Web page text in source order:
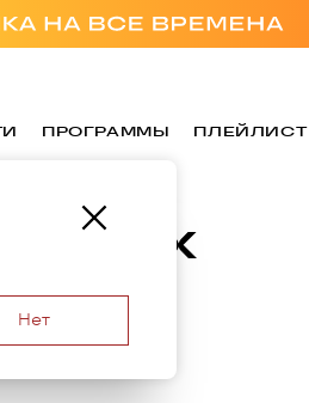
Нет
ПРОГРАММЫ ПЛЕЙЛИСТ